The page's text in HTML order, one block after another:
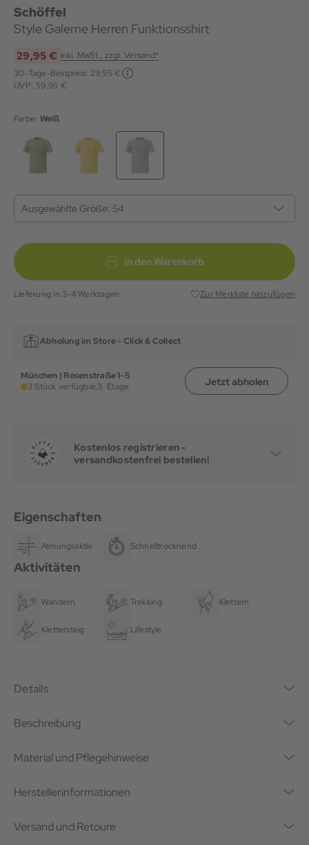
Schöffel
Style Galerne Herren Funktionsshirt
29,95 € inkl. MwSt., zzgl. Versand*
30-Tage-Bestpreis: 29,95 €
UVP: 59,95 €
Farbe: Weiß
Ausgewählte Größe: 54
In den Warenkorb
Lieferung in 3-4 Werktagen Zur Merkliste hinzufügen
Abholung im Store - Click & Collect
München | Rosenstraße 1-5
3 Stück verfügbar,3. Etage Jetzt abholen
Kostenlos registrieren -
versandkostenfrei bestellen!
Eigenschaften
Atmungsaktiv Schnelltrocknend
Aktivitäten
Wandern Trekking Klettern
Klettersteig Lifestyle
Details
Beschreibung
Material und Pflegehinweise
Herstellerinformationen
Versand und Retoure